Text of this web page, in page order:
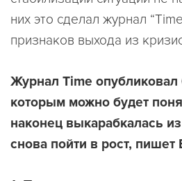
них это сделал журнал
признаков выхода из
Журнал Time опубликовал
которым можно будет
наконец выкарабкалась
снова пойти в рост, пишет